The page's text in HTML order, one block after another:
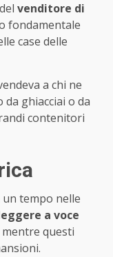
venditore di
fondamentale
case delle
a chi ne
ghiacciai o da
contenitori
tempo nelle
a voce
mentre questi